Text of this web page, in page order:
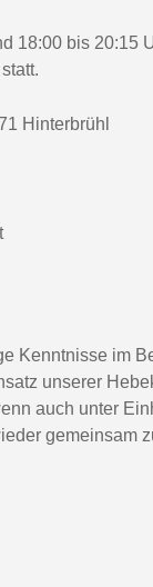
18:00 bis 20:15
Hinterbrühl
Kenntnisse im
unserer
auch unter
gemeinsam